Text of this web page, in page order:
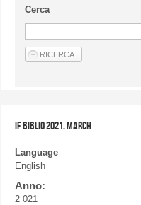
Cerca
IF BIBLIO 2021, MARCH
Language
English
Anno:
2 021